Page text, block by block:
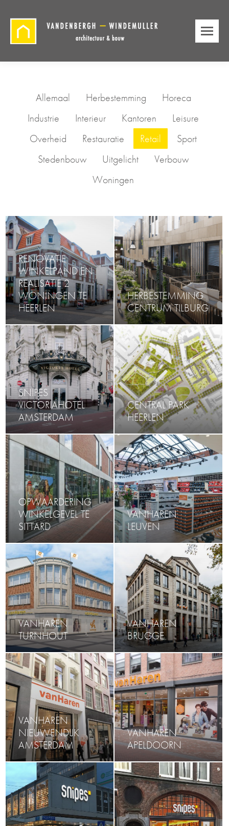
Allemaal Herbestemming
Horeca
Industrie
Interieur Kantoren
Leisure
Overheid
Restauratie Retail
Sport
Stedenbouw
Uitgelicht
Verbouw
Woningen
RENOVATIE
WINKELPAND EN
REALISATIE 2
WONINGEN TE
HEERLEN
HERBESTEMMING
CENTRUM TILBURG
SNIPES
VICTORIAHOTEL
AMSTERDAM
CENTRAL PARK
HEERLEN
OPWAARDERING
WINKELGEVEL TE
SITTARD
VANHAREN
LEUVEN
VANHAREN
TURNHOUT
VANHAREN
BRUGGE
VANHAREN
NIEUWENDIJK
AMSTERDAM
VANHAREN
APELDOORN